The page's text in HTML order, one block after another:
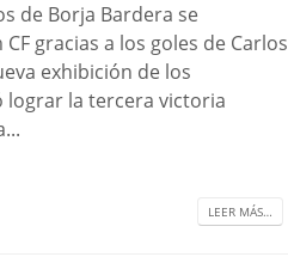
de Borja Bardera se
gracias a los goles de Carlos
exhibición de los
la tercera victoria
LEER MÁS…